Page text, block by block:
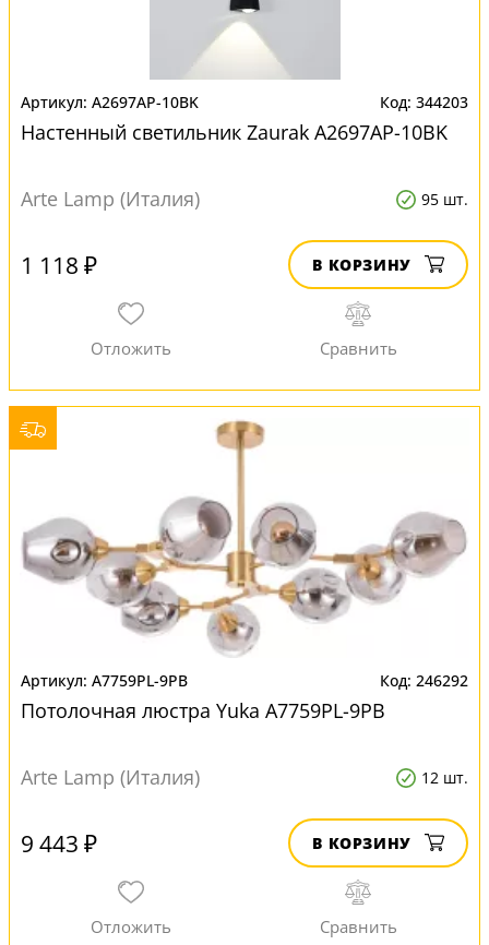
A2697AP-10BK 344203
Настенный светильник Zaurak A2697AP-10BK
Arte Lamp (Италия) 95 шт.
1 118 ₽ В КОРЗИНУ
A7759PL-9PB 246292
Потолочная люстра Yuka A7759PL-9PB
Arte Lamp (Италия) 12 шт.
9 443 ₽ В КОРЗИНУ